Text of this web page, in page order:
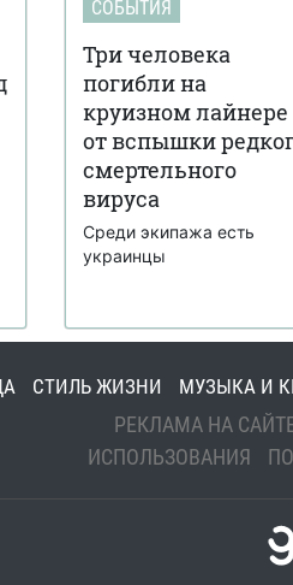
СОБЫТИЯ
Три человека
погибли на
круизном лайнере
от вспышки
смертельного
вируса
Среди экипажа есть
украинцы
СТИЛЬ ЖИЗНИ МУЗЫКА И
РЕКЛАМА НА
ИСПОЛЬЗОВАНИЯ